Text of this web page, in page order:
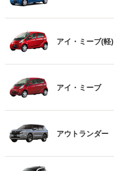
アイ・ミーブ(軽)
アイ・ミーブ
アウトランダー